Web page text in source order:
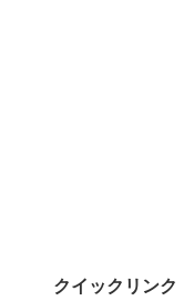
クイックリンク